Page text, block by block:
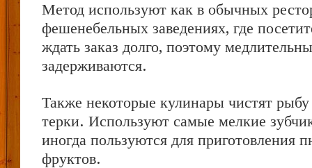
Метод используют как в обычных
фешенебельных заведениях, где
ждать заказ долго, поэтому
задерживаются.
Также некоторые кулинары чистят
терки. Используют самые мелкие
иногда пользуются для приготовления
фруктов.